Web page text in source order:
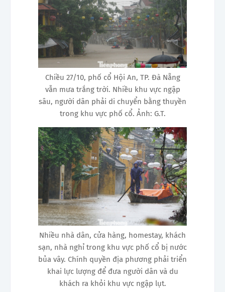
Chiều 27/10, phố cổ Hội An, TP. Đà Nẵng
vẫn mưa trắng trời . Nhiều khu vực ngập
sâu, người dân phải di chuyển bằng thuyền
trong khu vực phố cổ. Ảnh: G.T.
Nhiều nhà dân, cửa hàng, homestay, khách
sạn, nhà nghỉ trong khu vực phố cổ bị nước
bủa vây. Chính quyền địa phương phải triển
khai lực lượng để đưa người dân và du
khách ra khỏi khu vực ngập lụt.